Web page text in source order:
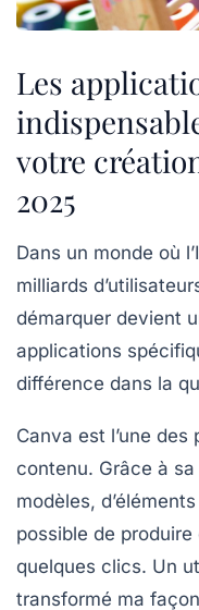
Les
votre
2025
Dans un monde où
milliards
démarquer devient
applications
différence dans la
Canva est l’une
contenu. Grâce à
modèles,
possible de
quelques clics. Un
transformé ma